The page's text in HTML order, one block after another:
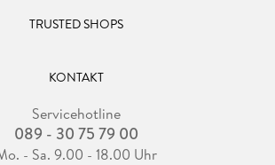
TRUSTED SHOPS
KONTAKT
Servicehotline
089 - 30 75 79 00
- Sa. 9.00 - 18.00 Uhr